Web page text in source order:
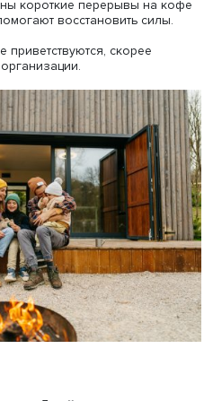
чтобы сохранить
датско-норвежским
в романе «Беглец
закона Янте состоит в
отдельного
коллективные достижения и
индивидуальные —
гласит: «Не думай,
в XXI веке он нередко
развитие
это мешает в бизнесе,
амбиций.
начали отходить от
на уважении к